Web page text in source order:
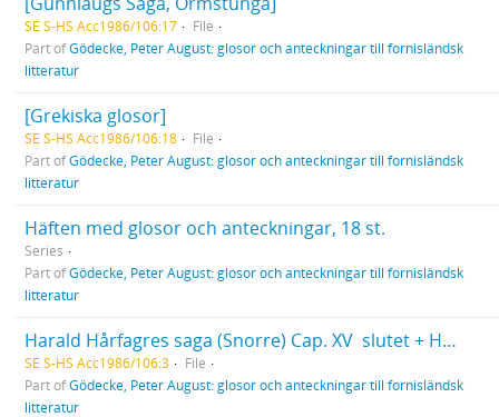
SE S-HS Acc1986/106:17
File
Part ofGödecke, Peter August: glosor och anteckningar till fornisländsk
litteratur
[Grekiska glosor]
SE S-HS Acc1986/106:18
File
Part ofGödecke, Peter August: glosor och anteckningar till fornisländsk
litteratur
Häften med glosor och anteckningar, 18 st.
Series
Part ofGödecke, Peter August: glosor och anteckningar till fornisländsk
litteratur
Harald Hårfagres saga (Snorre) Cap. XV  slutet + Hakan den Godes Saga, Cap. I  XVI
SE S-HS Acc1986/106:3
File
Part ofGödecke, Peter August: glosor och anteckningar till fornisländsk
litteratur